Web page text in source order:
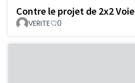
Contre le projet de 2x2 Voie
VERITE 0